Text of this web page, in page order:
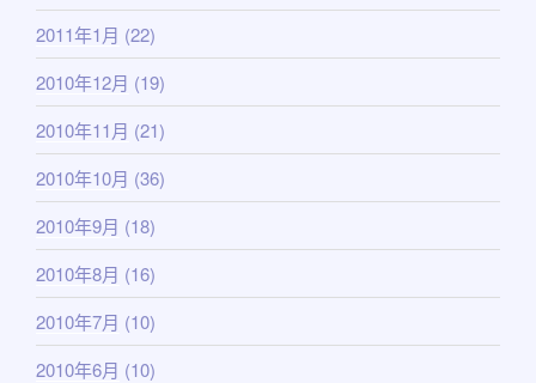
2011年1月 (22)
2010年12月 (19)
2010年11月 (21)
2010年10月 (36)
2010年9月 (18)
2010年8月 (16)
2010年7月 (10)
2010年6月 (10)